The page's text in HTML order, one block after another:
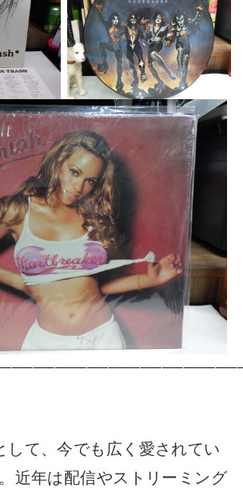
して、今でも広く愛されてい
近年は配信やストリーミング